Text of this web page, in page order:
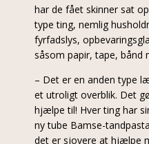
har de fået skinner sat
type ting, nemlig
fyrfadslys,
såsom papir, tape, bånd
– Det er en anden type
et utroligt overblik. Det
hjælpe til! Hver ting har
ny tube Bamse-
det er sjovere at hjælpe